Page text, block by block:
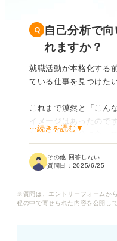
自己分析で
れますか？
就職活動が本格化する
ている仕事を見つけた
これまで漠然と「こん
イメージはあったので
当にそれが自分に合っ
遅れているような焦り
⋯続きを読む▼
その他 回答しない
質問日： 2025/6/25
※質問は、エントリーフォームか
程の中で寄せられた内容を公開し